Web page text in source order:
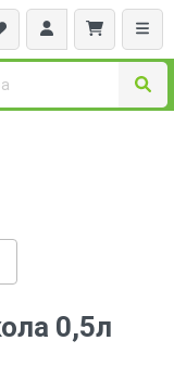
0,5л